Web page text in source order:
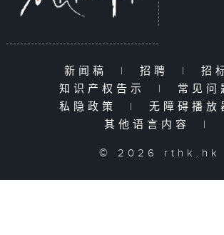
新闻稿 | 招聘 | 招
知识产权告示
| 常见问
私隐政策
| 无障碍播放
其他语言内容
|
© 2026 rthk.hk